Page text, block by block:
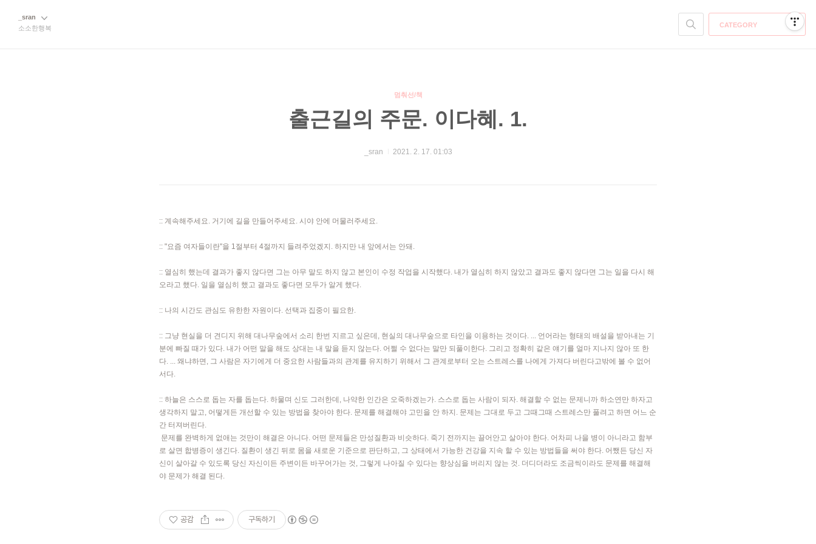
_sran
소소한행복
CATEGORY
멈춰선/책
출근길의 주문. 이다혜. 1.
_sran 2021. 2. 17. 01:03
:: 계속해주세요. 거기에 길을 만들어주세요. 시야 안에 머물러주세요.
:: "요즘 여자들이란"을 1절부터 4절까지 들려주었겠지. 하지만 내 앞에서는 안돼.
:: 열심히 했는데 결과가 좋지 않다면 그는 아무 말도 하지 않고 본인이 수정 작업을 시작했다. 내가 열심히 하지 않았고 결과도 좋지 않다면 그는 일을 다시 해
오라고 했다. 일을 열심히 했고 결과도 좋다면 모두가 알게 했다.
:: 나의 시간도 관심도 유한한 자원이다. 선택과 집중이 필요한.
:: 그냥 현실을 더 견디지 위해 대나무숲에서 소리 한번 지르고 싶은데, 현실의 대나무숲으로 타인을 이용하는 것이다. ... 언어라는 형태의 배설을 받아내는 기
분에 빠질 때가 있다. 내가 어떤 말을 해도 상대는 내 말을 듣지 않는다. 어쩔 수 없다는 말만 되풀이한다. 그리고 정확히 같은 얘기를 얼마 지나지 않아 또 한
다. ... 왜냐하면, 그 사람은 자기에게 더 중요한 사람들과의 관계를 유지하기 위해서 그 관계로부터 오는 스트레스를 나에게 가져다 버린다고밖에 볼 수 없어
서다.
:: 하늘은 스스로 돕는 자를 돕는다. 하물며 신도 그러한데, 나약한 인간은 오죽하겠는가. 스스로 돕는 사람이 되자. 해결할 수 없는 문제니까 하소연만 하자고
생각하지 말고, 어떻게든 개선할 수 있는 방법을 찾아야 한다. 문제를 해결해야 고민을 안 하지. 문제는 그대로 두고 그때그때 스트레스만 풀려고 하면 어느 순
간 터져버린다.
문제를 완벽하게 없애는 것만이 해결은 아니다. 어떤 문제들은 만성질환과 비슷하다. 죽기 전까지는 끌어안고 살아야 한다. 어차피 나을 병이 아니라고 함부
로 살면 합병증이 생긴다. 질환이 생긴 뒤로 몸을 새로운 기준으로 판단하고, 그 상태에서 가능한 건강을 지속 할 수 있는 방법들을 써야 한다. 어쨌든 당신 자
신이 살아갈 수 있도록 당신 자신이든 주변이든 바꾸어가는 것, 그렇게 나아질 수 있다는 향상심을 버리지 않는 것. 더디더라도 조금씩이라도 문제를 해결해
야 문제가 해결 된다.
공감 구독하기